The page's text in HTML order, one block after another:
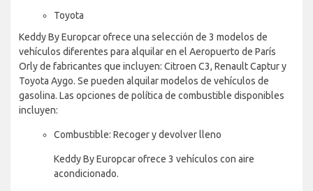
Toyota
Keddy By Europcar ofrece una selección de 3 modelos de
vehículos diferentes para alquilar en el Aeropuerto de París
Orly de fabricantes que incluyen: Citroen C3, Renault Captur y
Toyota Aygo. Se pueden alquilar modelos de vehículos de
gasolina. Las opciones de política de combustible disponibles
incluyen:
Combustible: Recoger y devolver lleno
Keddy By Europcar ofrece 3 vehículos con aire
acondicionado.